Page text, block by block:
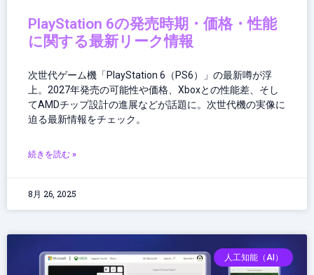
PlayStation 6の発売時期・価格・性能
に関する最新リーク情報
次世代ゲーム機「PlayStation 6（PS6）」の最新噂が浮
上。2027年発売の可能性や価格、Xboxとの性能差、そし
てAMDチップ設計の進展などが話題に。次世代機の実像に
迫る最新情報をチェック。
続きを読む »
8月 26, 2025
人工知能（AI）